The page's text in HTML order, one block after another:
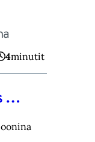
4minutit
…